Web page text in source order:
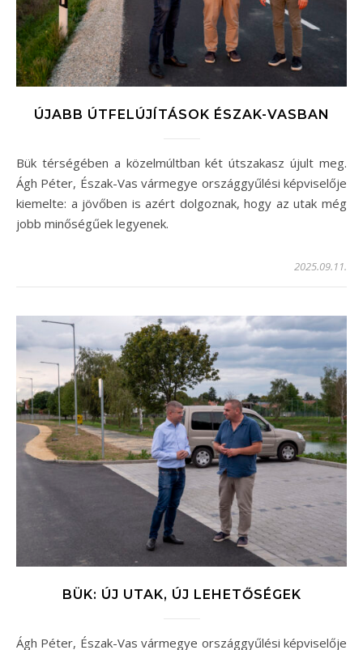
ÚJABB ÚTFELÚJÍTÁSOK ÉSZAK-VASBAN
Bük térségében a közelmúltban két útszakasz újult meg.
Ágh Péter, Észak-Vas vármegye országgyűlési képviselője
kiemelte: a jövőben is azért dolgoznak, hogy az utak még
jobb minőségűek legyenek.
2025.09.11.
BÜK: ÚJ UTAK, ÚJ LEHETŐSÉGEK
Ágh Péter, Észak-Vas vármegye országgyűlési képviselője